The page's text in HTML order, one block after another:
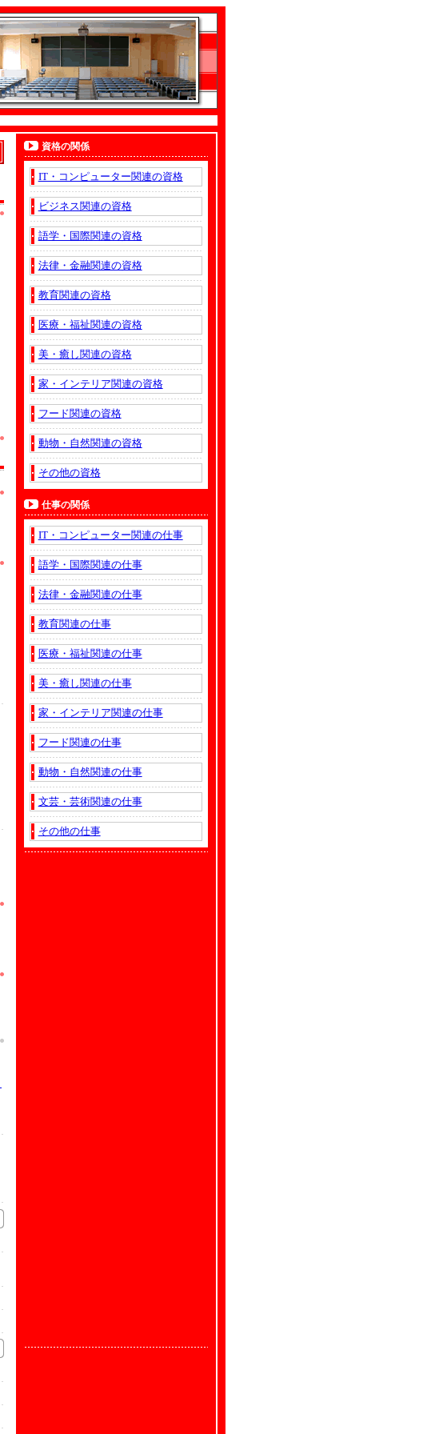
資格の関係
IT・コンピューター関連の資格
ビジネス関連の資格
語学・国際関連の資格
法律・金融関連の資格
教育関連の資格
医療・福祉関連の資格
美・癒し関連の資格
家・インテリア関連の資格
フード関連の資格
動物・自然関連の資格
その他の資格
仕事の関係
IT・コンピューター関連の仕事
語学・国際関連の仕事
法律・金融関連の仕事
教育関連の仕事
医療・福祉関連の仕事
美・癒し関連の仕事
家・インテリア関連の仕事
フード関連の仕事
動物・自然関連の仕事
文芸・芸術関連の仕事
その他の仕事